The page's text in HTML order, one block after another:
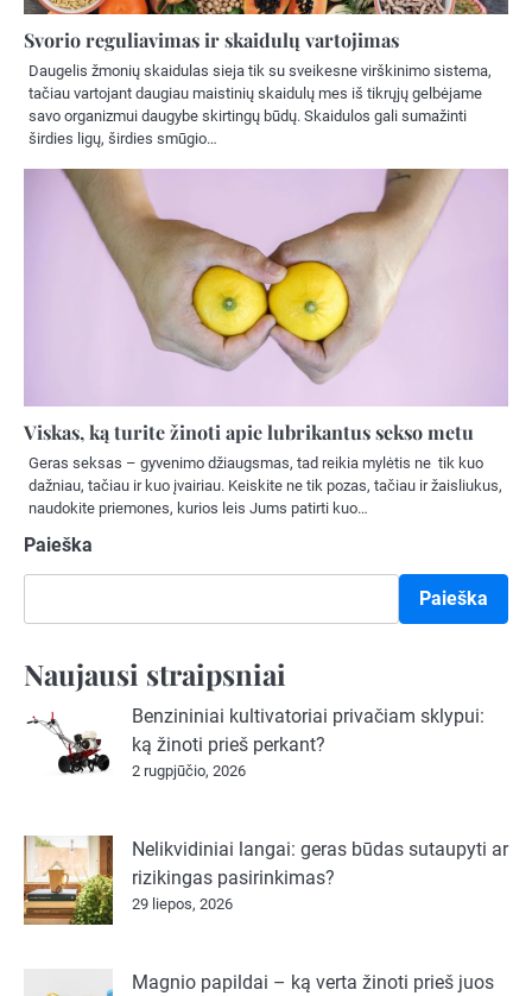
Svorio reguliavimas ir skaidulų vartojimas
Daugelis žmonių skaidulas sieja tik su sveikesne virškinimo sistema,
tačiau vartojant daugiau maistinių skaidulų mes iš tikrųjų gelbėjame
savo organizmui daugybe skirtingų būdų. Skaidulos gali sumažinti
širdies ligų, širdies smūgio…
Viskas, ką turite žinoti apie lubrikantus sekso metu
Geras seksas – gyvenimo džiaugsmas, tad reikia mylėtis ne tik kuo
dažniau, tačiau ir kuo įvairiau. Keiskite ne tik pozas, tačiau ir žaisliukus,
naudokite priemones, kurios leis Jums patirti kuo…
Paieška
Paieška
Naujausi straipsniai
Benzininiai kultivatoriai privačiam sklypui:
ką žinoti prieš perkant?
2 rugpjūčio, 2026
Nelikvidiniai langai: geras būdas sutaupyti ar
rizikingas pasirinkimas?
29 liepos, 2026
Magnio papildai – ką verta žinoti prieš juos